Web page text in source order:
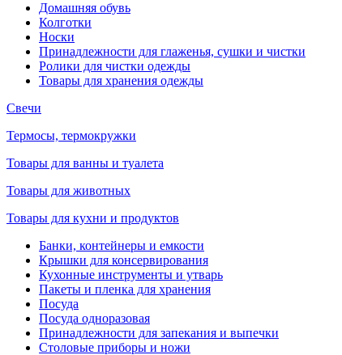
Домашняя обувь
Колготки
Носки
Принадлежности для глаженья, сушки и чистки
Ролики для чистки одежды
Товары для хранения одежды
Свечи
Термосы, термокружки
Товары для ванны и туалета
Товары для животных
Товары для кухни и продуктов
Банки, контейнеры и емкости
Крышки для консервирования
Кухонные инструменты и утварь
Пакеты и пленка для хранения
Посуда
Посуда одноразовая
Принадлежности для запекания и выпечки
Столовые приборы и ножи